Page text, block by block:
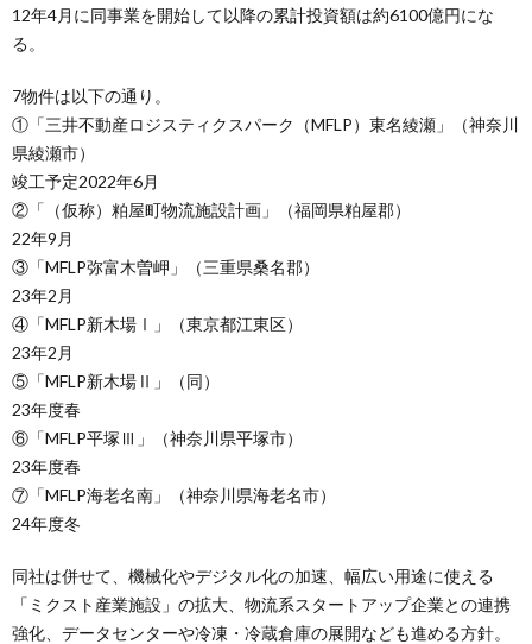
12年4月に同事業を開始して以降の累計投資額は約6100億円にな
る。
7物件は以下の通り。
①「三井不動産ロジスティクスパーク（MFLP）東名綾瀬」（神奈川
県綾瀬市）
竣工予定2022年6月
②「（仮称）粕屋町物流施設計画」（福岡県粕屋郡）
22年9月
③「MFLP弥富木曽岬」（三重県桑名郡）
23年2月
④「MFLP新木場Ⅰ」（東京都江東区）
23年2月
⑤「MFLP新木場Ⅱ」（同）
23年度春
⑥「MFLP平塚Ⅲ」（神奈川県平塚市）
23年度春
⑦「MFLP海老名南」（神奈川県海老名市）
24年度冬
同社は併せて、機械化やデジタル化の加速、幅広い用途に使える
「ミクスト産業施設」の拡大、物流系スタートアップ企業との連携
強化、データセンターや冷凍・冷蔵倉庫の展開なども進める方針。